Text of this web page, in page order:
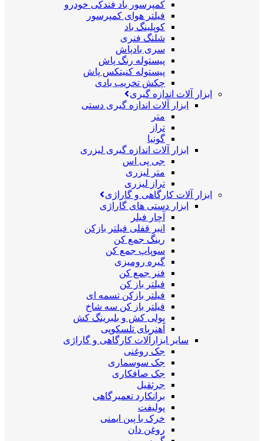
کمپرسور باد فندکی خودرو
فیلتر هوای کمپرسور
کوپلینگ باد
شلنگ فنری
سری بادپاش
پیستوله رنگ پاش
پیستوله کنیتکس پاش
چکش تخریب بادی
ابزار آلات اندازه گیری
ابزار آلات اندازه گیری دستی
متر
تراز
گونیا
ابزار آلات اندازه گیری لیزری
جی پی اس
متر لیزری
تراز لیزری
ابزار آلات کارگاهی و گاراژی
ابزار دستی های گاراژی
آچار فیلر
انبر قفلی فیلتر بازکن
رینگ جمع کن
سوپاپ جمع کن
گیره رومیزی
فنر جمع کن
فیلتر باز کن
فیلتر بازکن تسمه ای
فیلتر باز کن سه شاخ
پولی کش و بلبرینگ کش
آهنربای تلسکوپی
سایر ابزارآلات کارگاهی و گاراژی
جک روغنی
جک سوسماری
جک صافکاری
جرثقیل
برانکارد تعمیرگاهی
پولیفت
خرک با پین ایمنی
روغن دان